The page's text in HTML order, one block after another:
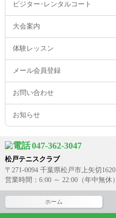
ビジター･レンタルコート
大会案内
体験レッスン
メール会員登録
お問い合わせ
お知らせ
047-362-3047
松戸テニスクラブ
〒271-0094 千葉県松戸市上矢切1620
営業時間：6:00 ～ 22:00（年中無休）
ホーム